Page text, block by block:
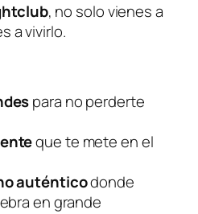
, no solo vienes a
a vivirlo.
para no perderte
que te mete en el
auténticodonde
en grande